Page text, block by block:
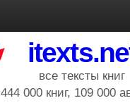
все тексты книг
444 000 книг, 109 000